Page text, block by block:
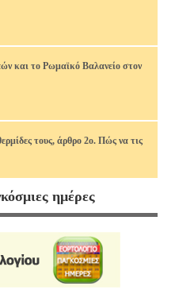
και το Ρωμαϊκό Βαλανείο στον
τους, άρθρο 2ο. Πώς να τις
ωραιότερες άριες
ημέρες